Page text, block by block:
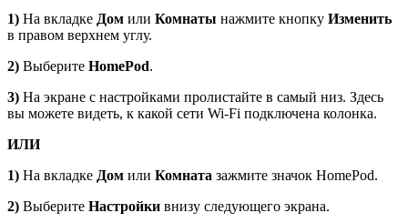
1) На вкладке Дом или Комнаты нажмите кнопку Изменить
в правом верхнем углу.
2) Выберите HomePod.
3) На экране с настройками пролистайте в самый низ. Здесь
вы можете видеть, к какой сети Wi-Fi подключена колонка.
ИЛИ
1) На вкладке Дом или Комната зажмите значок HomePod.
2) Выберите Настройки внизу следующего экрана.